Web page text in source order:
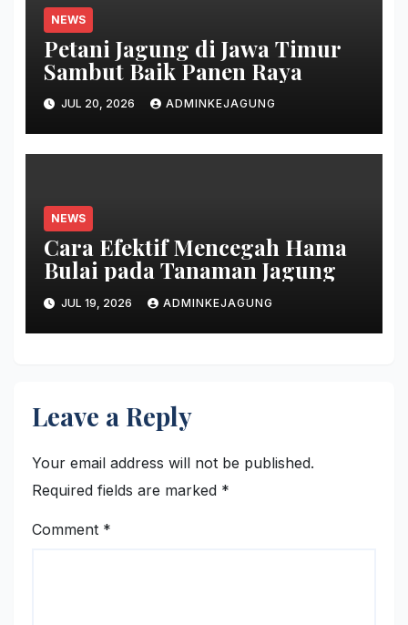
NEWS
Petani Jagung di Jawa Timur
Sambut Baik Panen Raya
JUL 20, 2026 ADMINKEJAGUNG
NEWS
Cara Efektif Mencegah Hama
Bulai pada Tanaman Jagung
JUL 19, 2026 ADMINKEJAGUNG
Leave a Reply
Your email address will not be published.
Required fields are marked *
Comment *